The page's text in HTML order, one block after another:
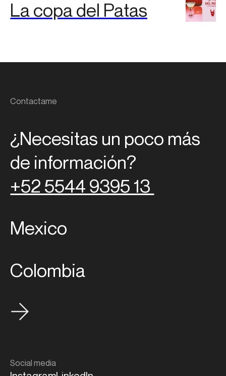
La copa del Patas
Contactame
¿Necesitas un poco más
de información?
+52 5544 9395 13
Mexico
Colombia
Social media